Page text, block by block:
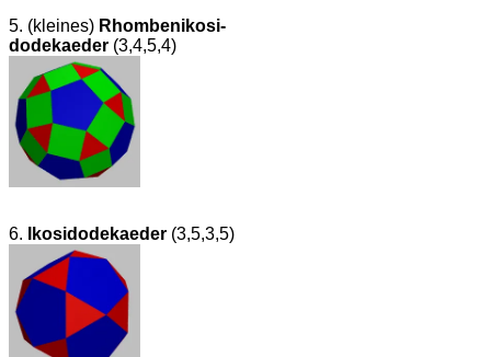
5. (kleines) Rhombenikosi­
dodekaeder (3,4,5,4)
6. Ikosidodekaeder (3,5,3,5)